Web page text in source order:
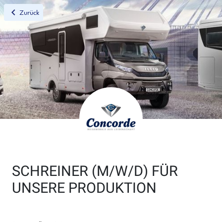
chevron_leftZurück
SCHREINER (M/W/D) FÜR
UNSERE PRODUKTION